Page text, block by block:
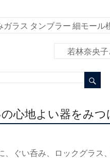
ガラス タンブラー 細モール
若林奈央
心地よい器をみつ
、ぐい呑み、ロックグラス